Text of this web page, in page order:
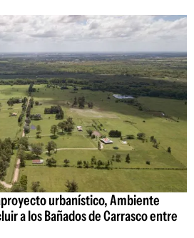
urbanístico, Ambiente
a los Bañados de Carrasco entre